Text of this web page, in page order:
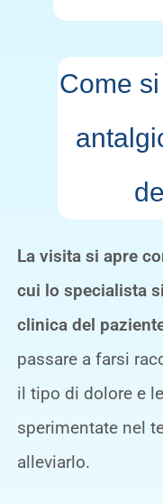
Come
La visita si apre
cui lo specialista
clinica del
passare a farsi
il tipo di dolore e
sperimentate nel
alleviarlo.